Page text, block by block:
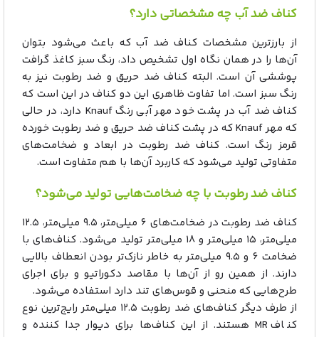
کناف ضد آب چه مشخصاتی دارد؟
از بارزترین مشخصات کناف ضد آب که باعث می‌شود بتوان
آن‌ها را در همان نگاه اول تشخیص داد، رنگ سبز کاغذ گرافت
پوششی آن‌ است. البته کناف‌ ضد حریق و ضد رطوبت نیز به
رنگ سبز است. اما تفاوت ظاهری این دو کناف در این است که
کناف ضد آب در پشت خود مهر آبی رنگ Knauf دارد، در حالی
که مهر Knauf که در پشت کناف ضد حریق و ضد رطوبت خورده
قرمز رنگ است. کناف ضد رطوبت در ابعاد و ضخامت‌های
متفاوتی تولید می‌شود که کاربرد آن‌ها با هم متفاوت است.
کناف ضد رطوبت با چه ضخامت‌هایی تولید می‌شود؟
کناف ضد رطوبت در ضخامت‌های ۶ میلی‌متر، ۹.۵ میلی‌متر، ۱۲.۵
میلی‌متر، ۱۵ میلی‌متر و ۱۸ میلی‌متر تولید می‌شود. کناف‌های با
ضخامت ۶ و ۹.۵ میلی‌متر به خاطر نازک‌تر بودن انعطاف بالایی
دارند. از همین رو از آن‌ها با مقاصد دکوراتیو و برای اجرای
طرح‌هایی که منحنی و قوس‌های تند دارد استفاده می‌شود.
از طرف دیگر کناف‌های ضد رطوبت ۱۲.۵ میلی‌متر رایج‌ترین نوع
کناف MR هستند. از این کناف‌ها برای دیوار جدا کننده و